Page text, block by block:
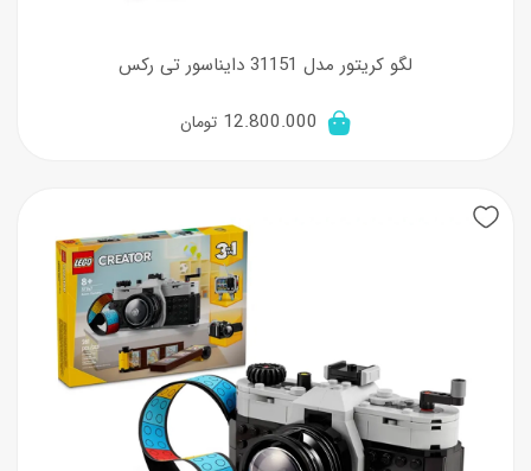
لگو کریتور مدل 31151 دایناسور تی رکس
12.800.000 تومان